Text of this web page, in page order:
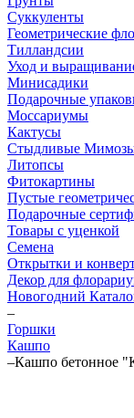
Суккуленты
Геометрические
Тилландсии
Уход и
Минисадики
Подарочные
Моссариумы
Кактусы
Стыдливые
Литопсы
Фитокартины
Пустые
Подарочные
Товары с уценкой
Семена
Открытки и
Декор для
Новогодний
–
Горшки
Кашпо
–Кашпо бетонное